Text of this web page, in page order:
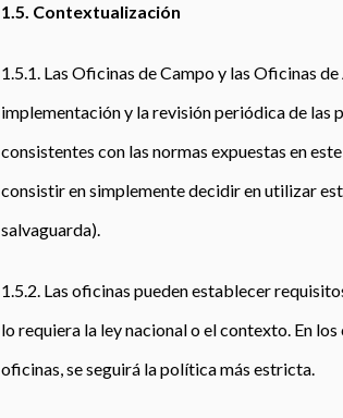
1.5. Contextualización
1.5.1. Las Oficinas de Campo y las Oficinas
implementación y la revisión periódica de las
consistentes con las normas expuestas en
consistir en simplemente decidir en utilizar
salvaguarda).
1.5.2. Las oficinas pueden establecer
lo requiera la ley nacional o el contexto. En
oficinas, se seguirá la política más estricta.